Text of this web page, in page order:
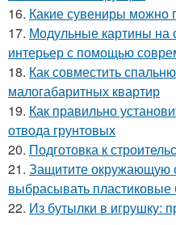
16. Какие сувениры можно
17. Модульные картины на
интерьер с помощью
18. Как совместить
малогабаритных квартир
19. Как правильно
отвода грунтовых
20. Подготовка к
21. Защитите окружающую
выбрасывать пластиковые
22. Из бутылки в игрушку: